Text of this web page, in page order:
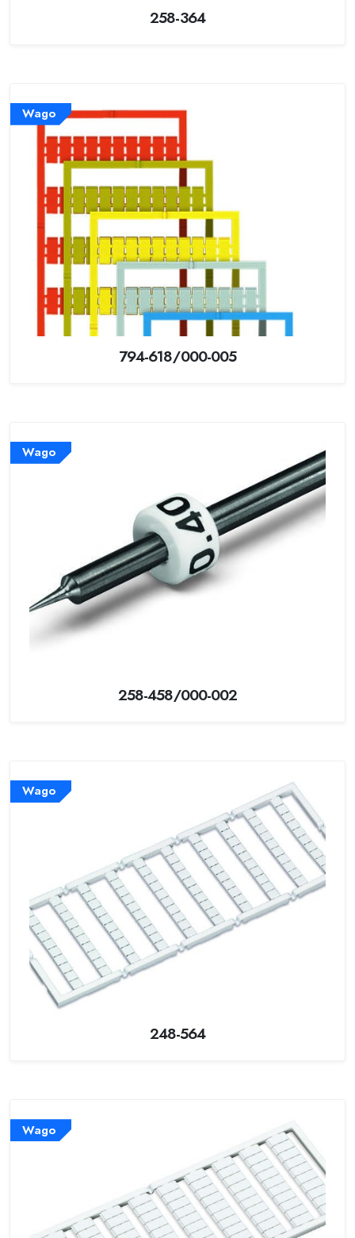
258-364
Wago
794-618/000-005
Wago
258-458/000-002
Wago
248-564
Wago